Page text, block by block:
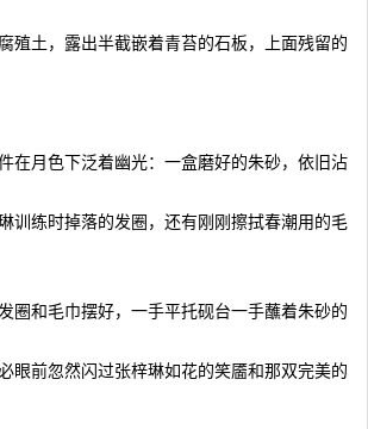
殖土，露出半截嵌着青苔的石板，上面残留的
月色下泛着幽光：一盒磨好的朱砂，依旧沾
训练时掉落的发圈，还有刚刚擦拭春潮用的毛
和毛巾摆好，一手平托砚台一手蘸着朱砂的
眼前忽然闪过张梓琳如花的笑靥和那双完美的